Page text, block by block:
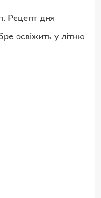
Рецепт дня
освіжить у літню